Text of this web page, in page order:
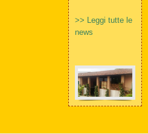
>> Leggi tutte le
news